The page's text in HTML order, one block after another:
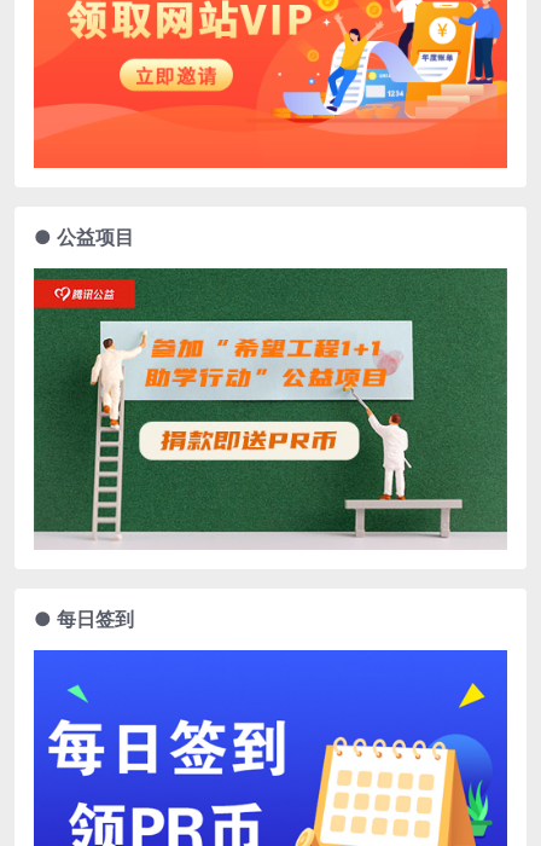
● 公益项目
● 每日签到